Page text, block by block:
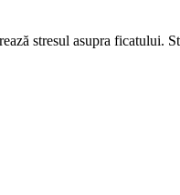
stresul asupra ficatului.